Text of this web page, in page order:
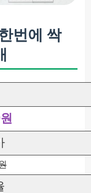
번에 싹